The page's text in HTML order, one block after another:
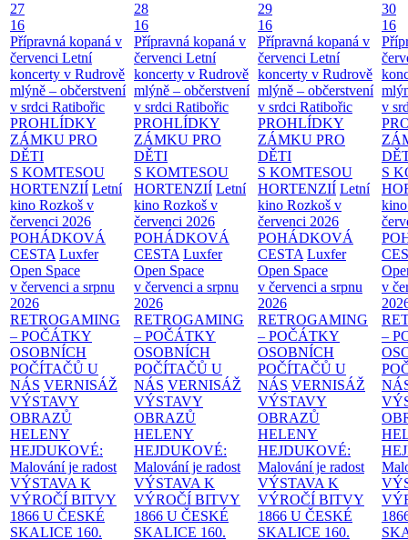
27
16
Přípravná kopaná v
červenci Letní
koncerty v Rudrově
mlýně – občerstvení
v srdci Ratibořic
PROHLÍDKY
ZÁMKU PRO
DĚTI
S KOMTESOU
HORTENZIÍ Letní
kino Rozkoš v
červenci 2026
POHÁDKOVÁ
CESTA Luxfer
Open Space
v červenci a srpnu
2026
RETROGAMING
– POČÁTKY
OSOBNÍCH
POČÍTAČŮ U
NÁS VERNISÁŽ
VÝSTAVY
OBRAZŮ
HELENY
HEJDUKOVÉ:
Malování je radost
VÝSTAVA K
VÝROČÍ BITVY
1866 U ČESKÉ
SKALICE 160.
28
16
Přípravná kopaná v
červenci Letní
koncerty v Rudrově
mlýně – občerstvení
v srdci Ratibořic
PROHLÍDKY
ZÁMKU PRO
DĚTI
S KOMTESOU
HORTENZIÍ Letní
kino Rozkoš v
červenci 2026
POHÁDKOVÁ
CESTA Luxfer
Open Space
v červenci a srpnu
2026
RETROGAMING
– POČÁTKY
OSOBNÍCH
POČÍTAČŮ U
NÁS VERNISÁŽ
VÝSTAVY
OBRAZŮ
HELENY
HEJDUKOVÉ:
Malování je radost
VÝSTAVA K
VÝROČÍ BITVY
1866 U ČESKÉ
SKALICE 160.
29
16
Přípravná kopaná v
červenci Letní
koncerty v Rudrově
mlýně – občerstvení
v srdci Ratibořic
PROHLÍDKY
ZÁMKU PRO
DĚTI
S KOMTESOU
HORTENZIÍ Letní
kino Rozkoš v
červenci 2026
POHÁDKOVÁ
CESTA Luxfer
Open Space
v červenci a srpnu
2026
RETROGAMING
– POČÁTKY
OSOBNÍCH
POČÍTAČŮ U
NÁS VERNISÁŽ
VÝSTAVY
OBRAZŮ
HELENY
HEJDUKOVÉ:
Malování je radost
VÝSTAVA K
VÝROČÍ BITVY
1866 U ČESKÉ
SKALICE 160.
30
16
v
S
v
–